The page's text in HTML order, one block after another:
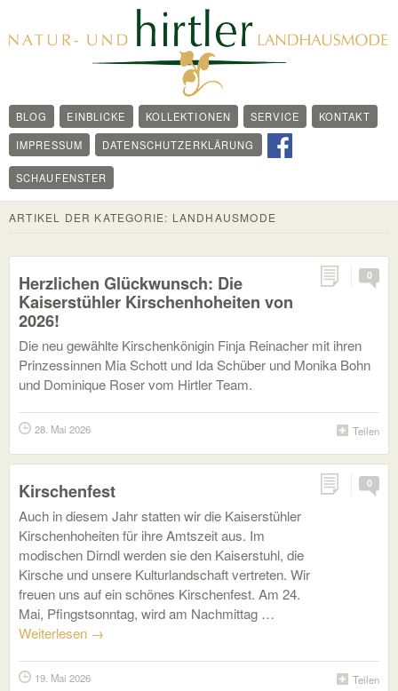
BLOG EINBLICKE KOLLEKTIONEN SERVICE
KONTAKT
IMPRESSUM
DATENSCHUTZERKLÄRUNG
SCHAUFENSTER
ARTIKEL DER KATEGORIE: LANDHAUSMODE
0
Herzlichen Glückwunsch: Die
Kaiserstühler Kirschenhoheiten von
2026!
Die neu gewählte Kirschenkönigin Finja Reinacher mit ihren
Prinzessinnen Mia Schott und Ida Schüber und Monika Bohn
und Dominique Roser vom Hirtler Team.
Teilen
28. Mai 2026
0
Kirschenfest
Auch in diesem Jahr statten wir die Kaiserstühler
Kirschenhoheiten für ihre Amtszeit aus. Im
modischen Dirndl werden sie den Kaiserstuhl, die
Kirsche und unsere Kulturlandschaft vertreten. Wir
freuen uns auf ein schönes Kirschenfest. Am 24.
Mai, Pfingstsonntag, wird am Nachmittag …
Weiterlesen →
Teilen
19. Mai 2026